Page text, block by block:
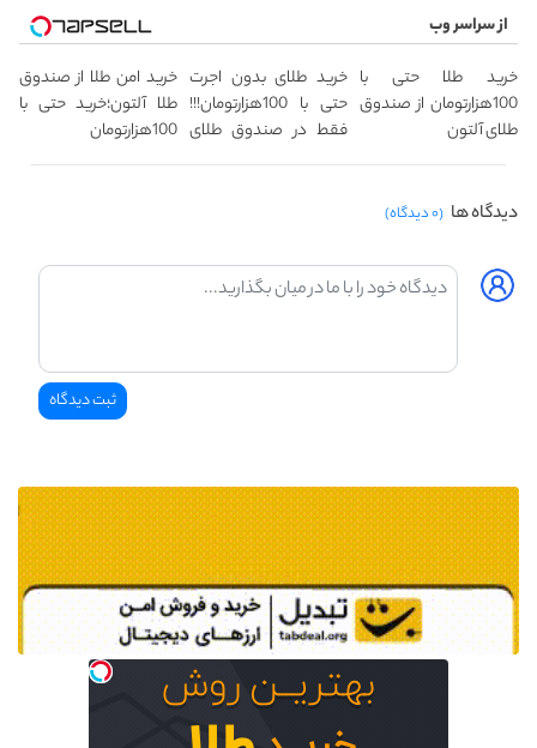
از سراسر وب
خرید طلا حتی با
100هزارتومان از صندوق
طلای آلتون
خرید طلای بدون اجرت
حتی با 100هزارتومان!!!
فقط در صندوق طلای
آلتون
خرید امن طلا از صندوق
طلا آلتون؛خرید حتی با
100هزارتومان
دیدگاه ها (۰ دیدگاه)